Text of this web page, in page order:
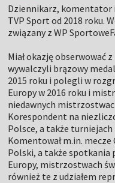
Dziennikarz, komentator
TVP Sport od 2018 roku.
związany z WP
Miał okazję obserwować
wywalczyli brązowy
2015 roku i polegli w
Europy w 2016 roku i
niedawnych
Korespondent na
Polsce, a także
Komentował m.in. mecze
Polski, a także spotkania
Europy, mistrzostwach
również te z udziałem